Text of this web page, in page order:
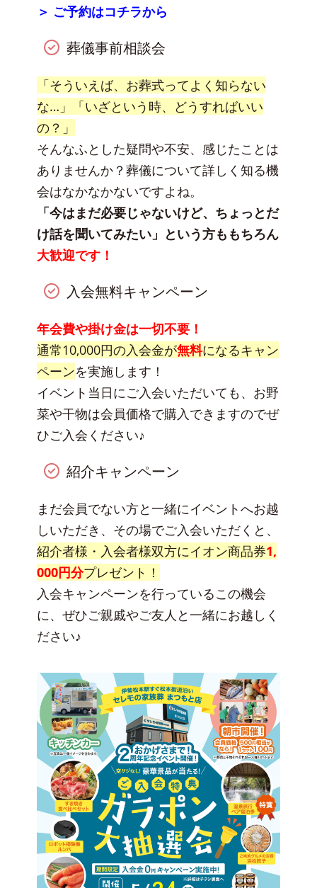
＞ ご予約はコチラから
葬儀事前相談会
「そういえば、お葬式ってよく知らない
な…」「いざという時、どうすればいい
の？」
そんなふとした疑問や不安、感じたことは
ありませんか？葬儀について詳しく知る機
会はなかなかないですよね。
「今はまだ必要じゃないけど、ちょっとだ
け話を聞いてみたい」という方ももちろん
大歓迎です！
入会無料キャンペーン
年会費や掛け金は一切不要！
通常10,000円の入会金が無料になるキャン
ペーンを実施します！
イベント当日にご入会いただいても、お野
菜や干物は会員価格で購入できますのでぜ
ひご入会ください♪
紹介キャンペーン
まだ会員でない方と一緒にイベントへお越
しいただき、その場でご入会いただくと、
紹介者様・入会者様双方にイオン商品券1,
000円分プレゼント！
入会キャンペーンを行っているこの機会
に、ぜひご親戚やご友人と一緒にお越しく
ださい♪